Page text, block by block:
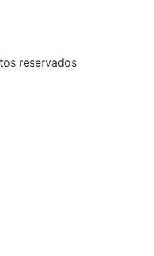
reservados